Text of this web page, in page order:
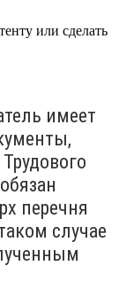
или сделать
имеет
перечня
случае